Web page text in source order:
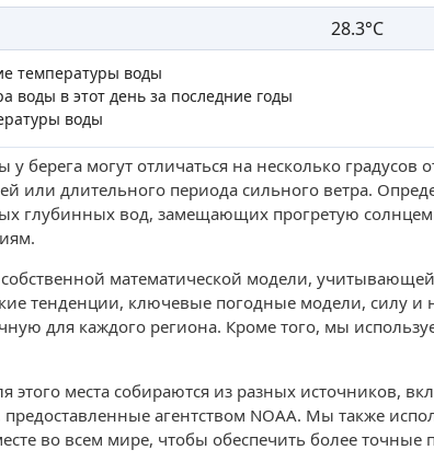
28.3°C
температуры воды
воды в этот день за последние годы
воды
берега могут отличаться на несколько градусов
или длительного периода сильного ветра.
глубинных вод, замещающих прогретую
математической модели,
тенденции, ключевые погодные модели, силу и
для каждого региона. Кроме того, мы
этого места собираются из разных источников,
агентством NOAA. Мы также
во всем мире, чтобы обеспечить более точные